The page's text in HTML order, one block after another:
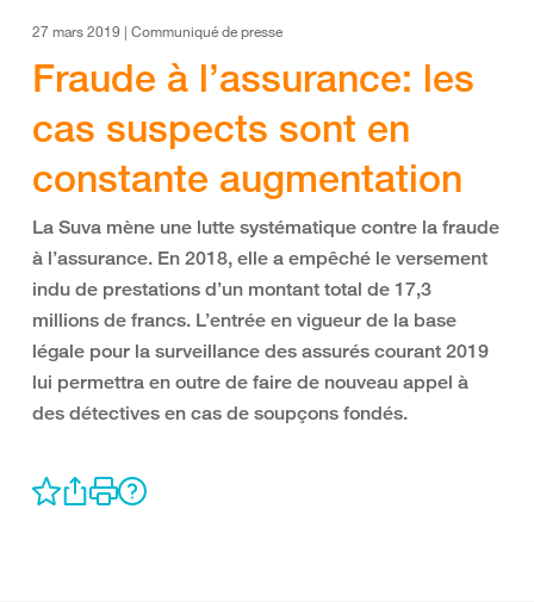
27 mars 2019 | Communiqué de presse
Fraude à l’assurance: les
cas suspects sont en
constante augmentation
La Suva mène une lutte systématique contre la fraude
à l’assurance. En 2018, elle a empêché le versement
indu de prestations d’un montant total de 17,3
millions de francs. L’entrée en vigueur de la base
légale pour la surveillance des assurés courant 2019
lui permettra en outre de faire de nouveau appel à
des détectives en cas de soupçons fondés.